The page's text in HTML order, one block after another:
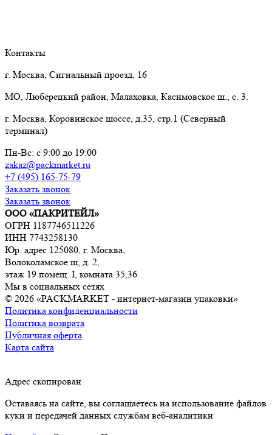
Контакты
г. Москва, Сигнальный проезд, 16
МО, Люберецкий район, Малаховка, Касимовское ш., с. 3.
г. Москва, Коровинское шоссе, д.35, стр.1 (Северный
терминал)
Пн-Вс: с 9:00 до 19:00
zakaz@packmarket.ru
+7 (495) 165-75-79
Заказать звонок
Заказать звонок
ООО «ПАКРИТЕЙЛ»
ОГРН 1187746511226
ИНН 7743258130
Юр. адрес 125080, г. Москва,
Волоколамское ш, д. 2,
этаж 19 помещ. I, комната 35,36
Мы в социальных сетях
© 2026 «PACKMARKET - интернет-магазин упаковки»
Политика конфиденциальности
Политика возврата
Публичная оферта
Карта сайта
Адрес скопирован
Оставаясь на сайте, вы соглашаетесь на использование файлов
куки и передачей данных службам веб-аналитики